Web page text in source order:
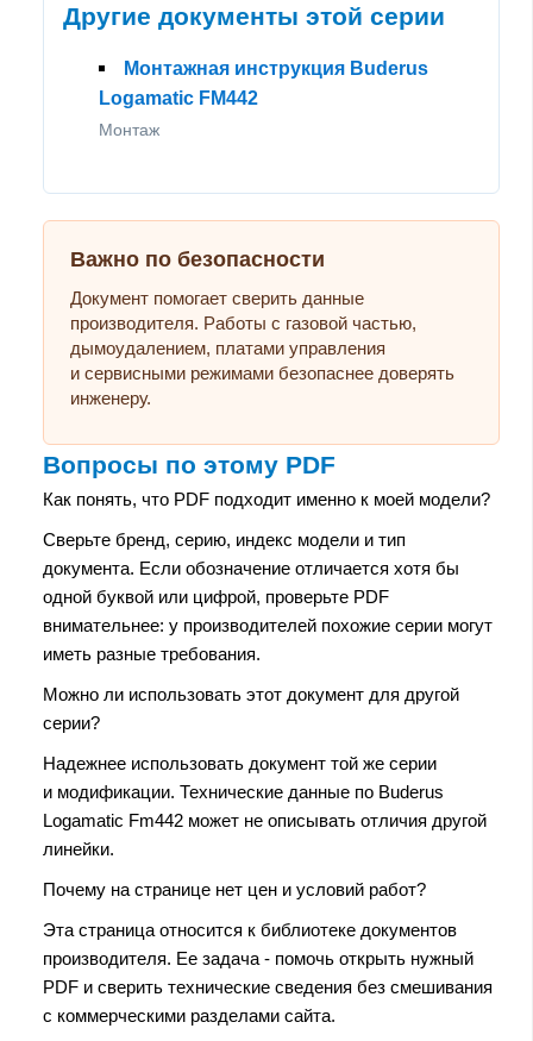
Другие документы этой серии
Монтажная инструкция Buderus
Logamatic FM442
Монтаж
Важно по безопасности
Документ помогает сверить данные
производителя. Работы с газовой частью,
дымоудалением, платами управления
и сервисными режимами безопаснее доверять
инженеру.
Вопросы по этому PDF
Как понять, что PDF подходит именно к моей модели?
Сверьте бренд, серию, индекс модели и тип
документа. Если обозначение отличается хотя бы
одной буквой или цифрой, проверьте PDF
внимательнее: у производителей похожие серии могут
иметь разные требования.
Можно ли использовать этот документ для другой
серии?
Надежнее использовать документ той же серии
и модификации. Технические данные по Buderus
Logamatic Fm442 может не описывать отличия другой
линейки.
Почему на странице нет цен и условий работ?
Эта страница относится к библиотеке документов
производителя. Ее задача - помочь открыть нужный
PDF и сверить технические сведения без смешивания
с коммерческими разделами сайта.